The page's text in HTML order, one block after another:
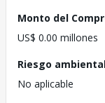
Monto del
US$ 0.00 millones
Riesgo
No aplicable